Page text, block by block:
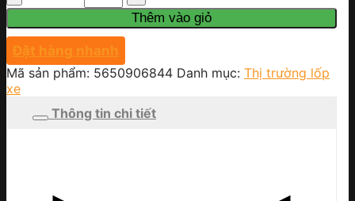
Thêm vào giỏ
Đặt hàng nhanh
Mã sản phẩm: 5650906844 Danh mục: Thị trường lốp
xe
Thông tin chi tiết